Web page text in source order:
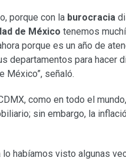
porque con la burocracia
de México tenemos
porque es un año de
departamentos para hacer
México”, señaló.
como en todo el
sin embargo, la
habíamos visto algunas